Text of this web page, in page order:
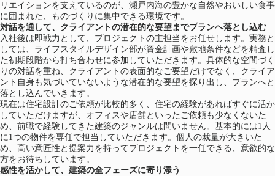
リエイションを支えているのが、瀬戸内海の豊かな自然やおいしい食事
に囲まれた、ものづくりに集中できる環境です。
対話を通して、クライアントの潜在的な要望までプランへ落とし込む
入社後は即戦力として、プロジェクトの主担当をお任せします。実務と
しては、ライフスタイルデザイン部が資金計画や敷地条件などを精査し
た初期段階から打ち合わせに参加していただきます。具体的な空間づく
りの対話を重ね、クライアントの表面的なご要望だけでなく、クライア
ント自身も気づいていないような潜在的な要望を探り出し、プランへと
落とし込んでいきます。
現在は住宅設計のご依頼が比較的多く、住宅の経験があればすぐに活か
していただけますが、オフィスや店舗といったご依頼も少なくないた
め、前職で経験してきた建築のジャンルは問いません。基本的には1人
に1つの物件を専任で担当していただきます。個人の裁量が大きいた
め、高い意匠性と提案力を持ってプロジェクトを一任できる、意欲的な
方をお待ちしています。
感性を活かして、建築の全フェーズに寄り添う